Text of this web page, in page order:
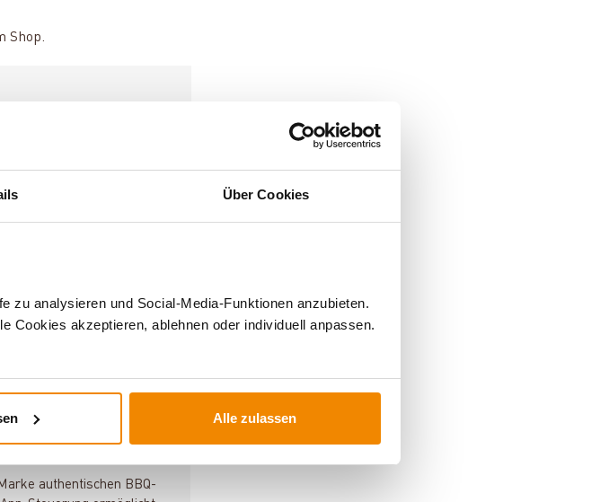
Über Cookies
zu analysieren und Social-Media-Funktionen anzubieten.
Cookies akzeptieren, ablehnen oder individuell anpassen.
Alle zulassen
Shop.
auf Pizzatemperatur?
authentischen BBQ-